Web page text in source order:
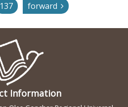
137 forward
Information